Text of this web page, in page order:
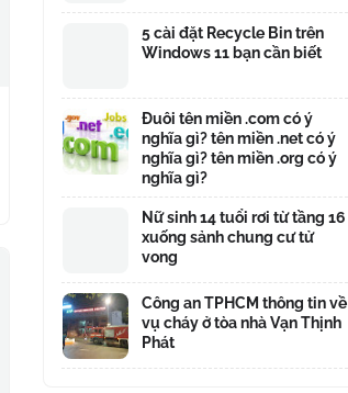
5 cài đặt Recycle Bin trên
Windows 11 bạn cần biết
Đuôi tên miền .com có ý
nghĩa gì? tên miền .net có ý
nghĩa gì? tên miền .org có ý
nghĩa gì?
Nữ sinh 14 tuổi rơi từ tầng 16
xuống sảnh chung cư tử
vong
Công an TPHCM thông tin về
vụ cháy ở tòa nhà Vạn Thịnh
Phát